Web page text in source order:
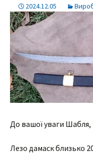
2024.12.05
До вашої уваги Шабля,
Лезо дамаск близько